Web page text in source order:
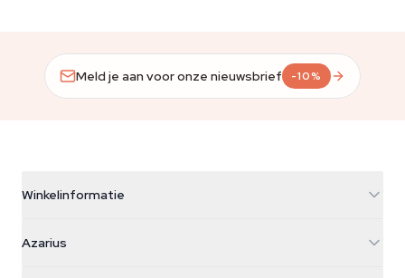
Meld je aan voor onze nieuwsbrief -10%
Winkelinformatie
Galvaniweg 11
Azarius